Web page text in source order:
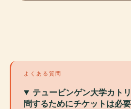
よくある質問
テュービンゲン大学カト
問するためにチケットは必